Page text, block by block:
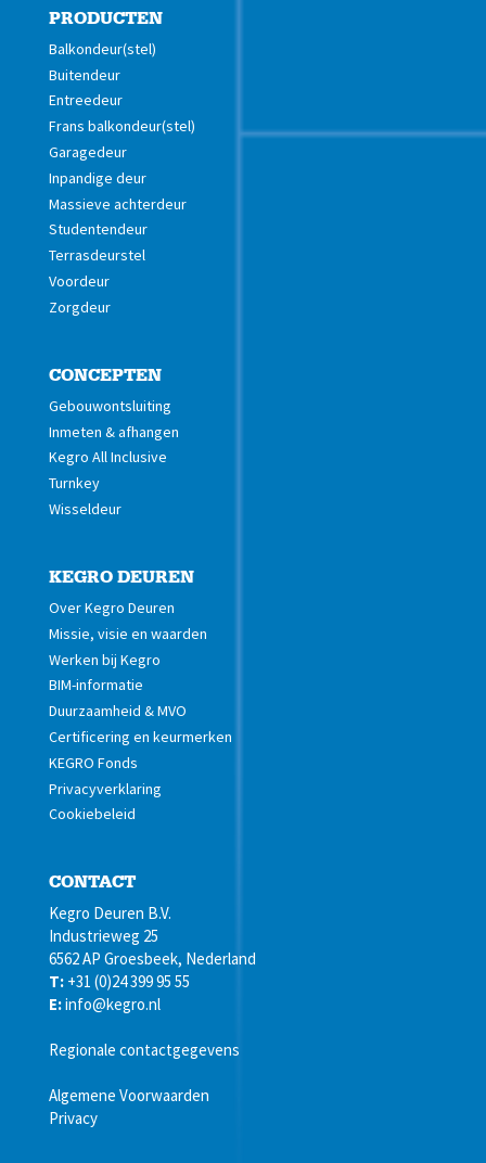
PRODUCTEN
Balkondeur(stel)
Buitendeur
Entreedeur
Frans balkondeur(stel)
Garagedeur
Inpandige deur
Massieve achterdeur
Studentendeur
Terrasdeurstel
Voordeur
Zorgdeur
CONCEPTEN
Gebouwontsluiting
Inmeten & afhangen
Kegro All Inclusive
Turnkey
Wisseldeur
KEGRO DEUREN
Over Kegro Deuren
Missie, visie en waarden
Werken bij Kegro
BIM-informatie
Duurzaamheid & MVO
Certificering en keurmerken
KEGRO Fonds
Privacyverklaring
Cookiebeleid
CONTACT
Kegro Deuren B.V.
Industrieweg 25
6562 AP Groesbeek, Nederland
T: +31 (0)24 399 95 55
E:info@kegro.nl
Regionale contactgegevens
Algemene Voorwaarden
Privacy